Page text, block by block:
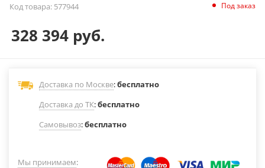
Код товара: 577944 Под заказ
328 394 руб.
Доставка по Москве:бесплатно
Доставка до ТК:бесплатно
Самовывоз:бесплатно
Мы принимаем: